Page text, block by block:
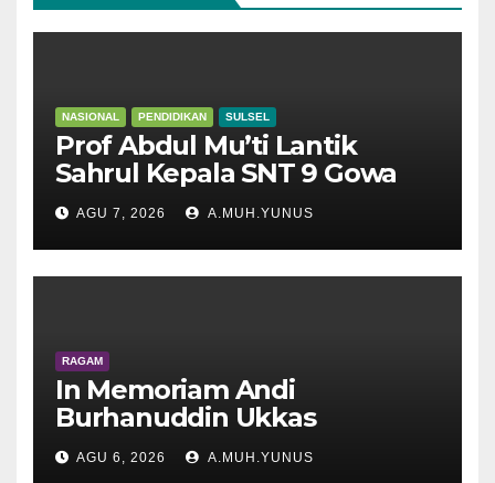
NASIONAL PENDIDIKAN SULSEL
Prof Abdul Mu’ti Lantik
Sahrul Kepala SNT 9 Gowa
AGU 7, 2026 A.MUH.YUNUS
RAGAM
In Memoriam Andi
Burhanuddin Ukkas
AGU 6, 2026 A.MUH.YUNUS